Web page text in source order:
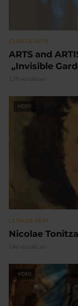
CLIPA DE ARTA
ARTS and
„Invisible
128 vizualizari
VIDEO
CLIPA DE ARTA
Nicolae
146 vizualizari
VIDEO